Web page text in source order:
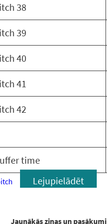
38
39
40
41
42
time
Lejupielādēt
Jaunākās ziņas un pasākumi